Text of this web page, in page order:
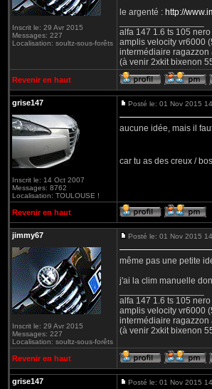
Inscrit le: 29 Avr 2015
Messages: 227
Localisation: soultz-sous-forêts
le argenté : http://
alfa 147 1.6 ts 105 nero
amplis velocity vr6000
intermédiaire
(à venir 2xkit bixenon
Revenir en haut
grise147
Inscrit le: 14 Oct 2007
Messages: 8762
Localisation: TOULOUSE !
Posté le: 01 Nov 2015
aucune idée, mais il
car tu as des creux /
Revenir en haut
jimmy67
Inscrit le: 29 Avr 2015
Messages: 227
Localisation: soultz-sous-forêts
Posté le: 01 Nov 2015
même pas une petite
j'ai la clim manuelle
alfa 147 1.6 ts 105 nero
amplis velocity vr6000
intermédiaire
(à venir 2xkit bixenon
Revenir en haut
grise147 Posté le: 01 Nov 2015